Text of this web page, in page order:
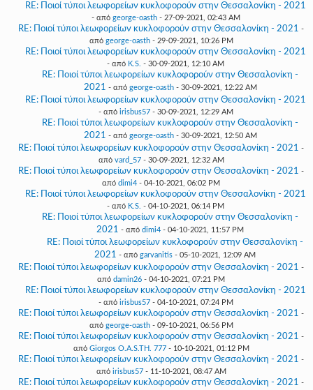
RE: Ποιοί τύποι λεωφορείων κυκλοφορούν στην Θεσσαλονίκη - 2021
- από george-oasth- 27-09-2021, 02:43 AM
RE: Ποιοί τύποι λεωφορείων κυκλοφορούν στην Θεσσαλονίκη - 2021 -
από george-oasth- 29-09-2021, 10:26 PM
RE: Ποιοί τύποι λεωφορείων κυκλοφορούν στην Θεσσαλονίκη - 2021
- από K.S. - 30-09-2021, 12:10 AM
RE: Ποιοί τύποι λεωφορείων κυκλοφορούν στην Θεσσαλονίκη -
2021 - από george-oasth- 30-09-2021, 12:22 AM
RE: Ποιοί τύποι λεωφορείων κυκλοφορούν στην Θεσσαλονίκη - 2021
- από irisbus57- 30-09-2021, 12:29 AM
RE: Ποιοί τύποι λεωφορείων κυκλοφορούν στην Θεσσαλονίκη -
2021 - από george-oasth- 30-09-2021, 12:50 AM
RE: Ποιοί τύποι λεωφορείων κυκλοφορούν στην Θεσσαλονίκη - 2021 -
από vard_57- 30-09-2021, 12:32 AM
RE: Ποιοί τύποι λεωφορείων κυκλοφορούν στην Θεσσαλονίκη - 2021 -
από dimi4 - 04-10-2021, 06:02 PM
RE: Ποιοί τύποι λεωφορείων κυκλοφορούν στην Θεσσαλονίκη - 2021
- από K.S. - 04-10-2021, 06:14 PM
RE: Ποιοί τύποι λεωφορείων κυκλοφορούν στην Θεσσαλονίκη -
2021 - από dimi4 - 04-10-2021, 11:57 PM
RE: Ποιοί τύποι λεωφορείων κυκλοφορούν στην Θεσσαλονίκη -
2021 - από garvanitis- 05-10-2021, 12:09 AM
RE: Ποιοί τύποι λεωφορείων κυκλοφορούν στην Θεσσαλονίκη - 2021 -
από damin26 - 04-10-2021, 07:21 PM
RE: Ποιοί τύποι λεωφορείων κυκλοφορούν στην Θεσσαλονίκη - 2021
- από irisbus57- 04-10-2021, 07:24 PM
RE: Ποιοί τύποι λεωφορείων κυκλοφορούν στην Θεσσαλονίκη - 2021 -
από george-oasth- 09-10-2021, 06:56 PM
RE: Ποιοί τύποι λεωφορείων κυκλοφορούν στην Θεσσαλονίκη - 2021 -
από Giorgos O.A.S.TH. 777- 10-10-2021, 01:12 PM
RE: Ποιοί τύποι λεωφορείων κυκλοφορούν στην Θεσσαλονίκη - 2021 -
από irisbus57- 11-10-2021, 08:47 AM
RE: Ποιοί τύποι λεωφορείων κυκλοφορούν στην Θεσσαλονίκη - 2021 -